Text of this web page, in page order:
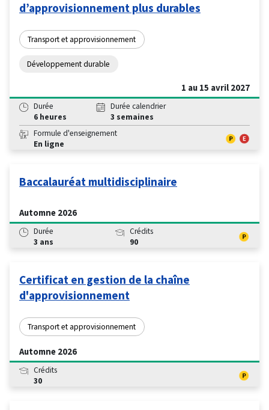
d’approvisionnement plus durables
Transport et approvisionnement
Développement durable
1 au 15 avril 2027
Durée
6 heures
Durée calendrier
3 semaines
Formule d'enseignement
En ligne
Baccalauréat multidisciplinaire
Automne 2026
Durée
3 ans
Crédits
90
Certificat en gestion de la chaîne
d'approvisionnement
Transport et approvisionnement
Automne 2026
Crédits
30